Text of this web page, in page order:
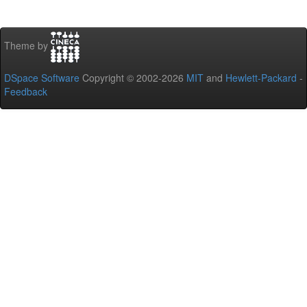
Theme by
DSpace Software Copyright © 2002-2026 MIT and Hewlett-Packard -
Feedback